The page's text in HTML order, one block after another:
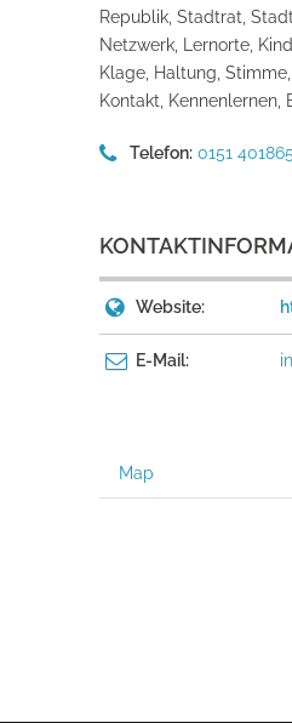
Republik, Stadtrat,
Netzwerk, Lernorte,
Klage, Haltung,
Kontakt,
Telefon: 0151
Website:
E-Mail:
Map